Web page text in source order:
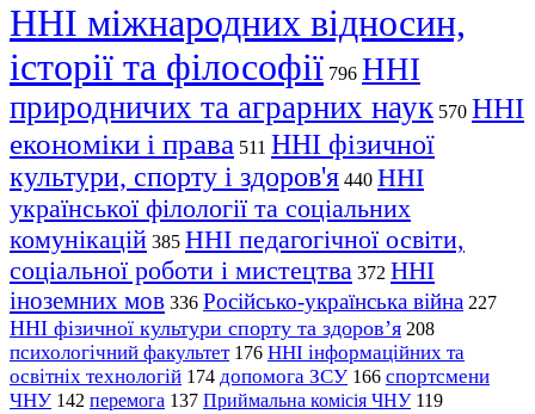
ННІ міжнародних відносин,
історії та філософії 796 ННІ
природничих та аграрних наук 570 ННІ
економіки і права 511 ННІ фізичної
культури, спорту і здоров'я 440 ННІ
української філології та соціальних
комунікацій 385 ННІ педагогічної освіти,
соціальної роботи і мистецтва 372 ННІ
іноземних мов 336 Російсько-українська війна 227
ННІ фізичної культури спорту та здоров’я 208
психологічний факультет 176 ННІ інформаційних та
освітніх технологій 174 допомога ЗСУ 166 спортсмени
ЧНУ 142 перемога 137 Приймальна комісія ЧНУ 119